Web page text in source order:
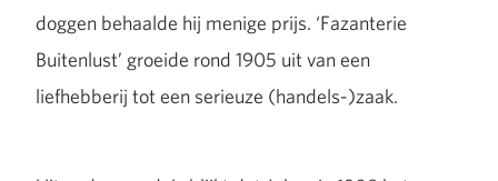
doggen behaalde hij menige prijs. ‘Fazanterie
Buitenlust’ groeide rond 1905 uit van een
liefhebberij tot een serieuze (handels-)zaak.